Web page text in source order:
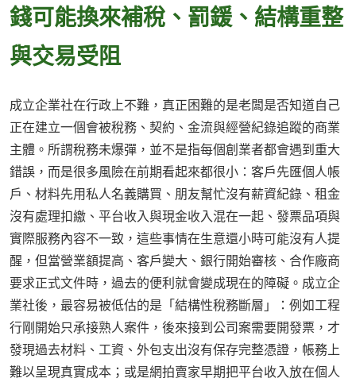
錢可能換來補稅、罰鍰、結構重整
與交易受阻
成立企業社在行政上不難，真正困難的是老闆是否知道自己
正在建立一個會被稅務、契約、金流與經營紀錄追蹤的商業
主體。所謂稅務未爆彈，並不是指每個創業者都會遇到重大
錯誤，而是很多風險在前期看起來都很小：客戶先匯個人帳
戶、材料先用私人名義購買、朋友幫忙沒有薪資紀錄、租金
沒有處理扣繳、平台收入與現金收入混在一起、發票品項與
實際服務內容不一致，這些事情在生意還小時可能沒有人提
醒，但當營業額提高、客戶變大、銀行開始審核、合作廠商
要求正式文件時，過去的便利就會變成現在的障礙。成立企
業社後，最容易被低估的是「結構性稅務斷層」：例如工程
行剛開始只承接熟人案件，後來接到公司案需要開發票，才
發現過去材料、工資、外包支出沒有保存完整憑證，帳務上
難以呈現真實成本；或是網拍賣家早期把平台收入放在個人